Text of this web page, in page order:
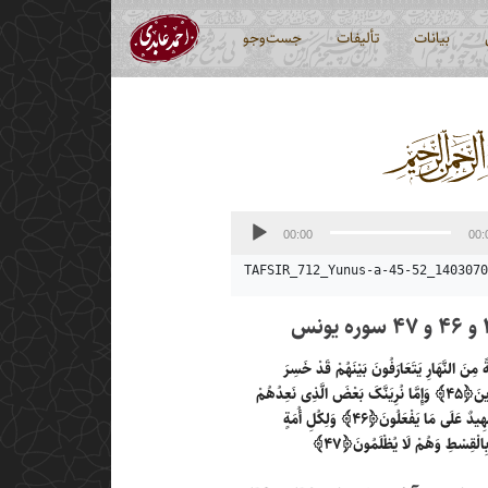
بیانات تألیفات جست‌وجو
00:00
TAFSIR_712_Yunus-a-45-
مِنَ النَّهَارِ یَتَعَارَفُونَ بَیْنَهُمْ قَدْ خَسِرَ
﴿۴۵﴾
وَإِمَّا نُرِیَنَّکَ بَعْضَ الَّذِی نَعِدُهُمْ
عَلَی مَا یَفْعَلُونَ﴿۴۶﴾
وَلِکُلِ أُمَةٍ
وَهُمْ لَا یُظْلَمُونَ﴿۴۷﴾